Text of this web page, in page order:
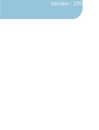
Version : 105